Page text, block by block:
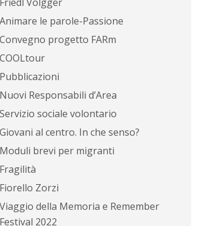
Animare le parole-Passione
Convegno progetto FARm
COOLtour
Pubblicazioni
Nuovi Responsabili d’Area
Servizio sociale volontario
Giovani al centro. In che senso?
Moduli brevi per migranti
Fragilità
Fiorello Zorzi
Viaggio della Memoria e Remember
Festival 2022